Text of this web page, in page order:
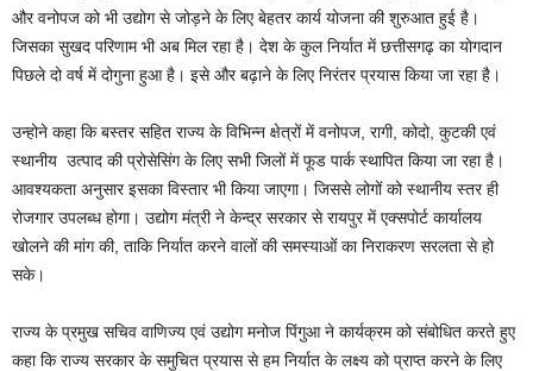
और वनोपज को भी उद्योग से जोड़ने के लिए बेहतर कार्य योजना की शुरुआत हुई है।
जिसका सुखद परिणाम भी अब मिल रहा है। देश के कुल निर्यात में छत्तीसगढ़ का योगदान
पिछले दो वर्ष में दोगुना हुआ है। इसे और बढ़ाने के लिए निरंतर प्रयास किया जा रहा है।
उन्होने कहा कि बस्तर सहित राज्य के विभिन्न क्षेत्रों में वनोपज, रागी, कोदो, कुटकी एवं
स्थानीय उत्पाद की प्रोसेसिंग के लिए सभी जिलों में फूड पार्क स्थापित किया जा रहा है।
आवश्यकता अनुसार इसका विस्तार भी किया जाएगा। जिससे लोगों को स्थानीय स्तर ही
रोजगार उपलब्ध होगा। उद्योग मंत्री ने केन्द्र सरकार से रायपुर में एक्सपोर्ट कार्यालय
खोलने की मांग की, ताकि निर्यात करने वालों की समस्याओं का निराकरण सरलता से हो
सके।
राज्य के प्रमुख सचिव वाणिज्य एवं उद्योग मनोज पिंगुआ ने कार्यक्रम को संबोधित करते हुए
कहा कि राज्य सरकार के समुचित प्रयास से हम निर्यात के लक्ष्य को प्राप्त करने के लिए